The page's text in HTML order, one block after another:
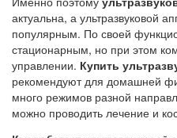
актуальна, а ультразвуковой
популярным. По своей
стационарным, но при этом
управлении. Купить
рекомендуют для домашней
много режимов разной
можно проводить лечение и